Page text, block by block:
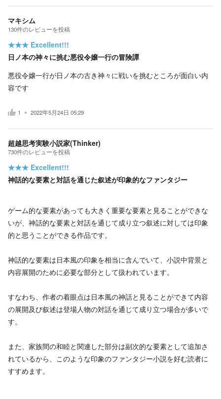
マキシム
130件のレビューを投稿
★★★ Excellent!!!
日ノ本の神々に挑む悪役令嬢一行の冒険譚
悪役令嬢一行が日ノ本の古き神々に戦いを挑むところが面白い内
容です
1 2022年5月24日 05:29
超越思考実験小説家(Thinker)
730件のレビューを投稿
★★★ Excellent!!!
神話的な要素と対話を通じた叙述が印象的なファンタジー
ゲーム的な要素があっても大きく重要な要素と見ることができな
いが、神話的な要素と対話を通じて成り立つ叙述に対しては印象
的と思うことができる作品です。
神話的な要素は日本風の印象を相当に含んでいて、小説中背景と
内容展開のために必要な部分として扱われています。
すなわち、作者の着眼点は日本風の神話と見ることができて内容
の展開及び叙述は登場人物の対話を通じて成り立つ場合が多いで
す。
また、家族間の和睦と関連した部分は副次的な要素として追加さ
れているから、このような印象のファンタジー小説を好む読者に
すすめます。